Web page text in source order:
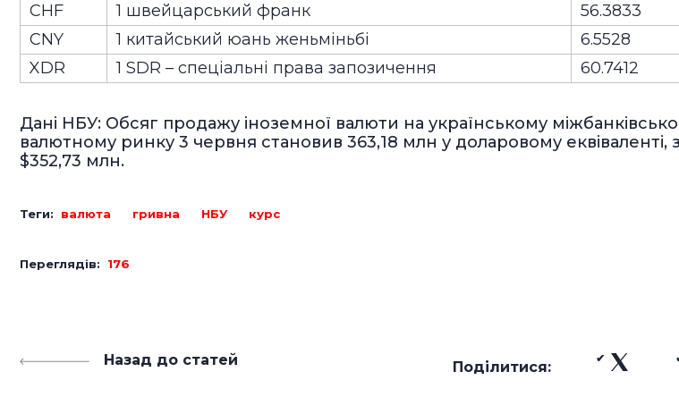
CHF
1 швейцарський франк
56.3833
CNY
1 китайський юань женьміньбі
6.5528
XDR
1 SDR – спеціальні права запозичення 60.7412
Дані НБУ: Обсяг продажу іноземної валюти на українському
валютному ринку 3 червня становив 363,18 млн у доларовому еквіваленті,
$352,73 млн.
Теги: валюта гривна НБУ курс
Переглядів: 176
Назад до статей Поділитися: